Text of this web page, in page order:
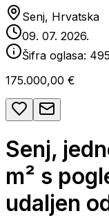
Senj, Hrvatska
09. 07. 2026.
Šifra oglasa:
175.000,00 €
Senj,
m² s
udaljen